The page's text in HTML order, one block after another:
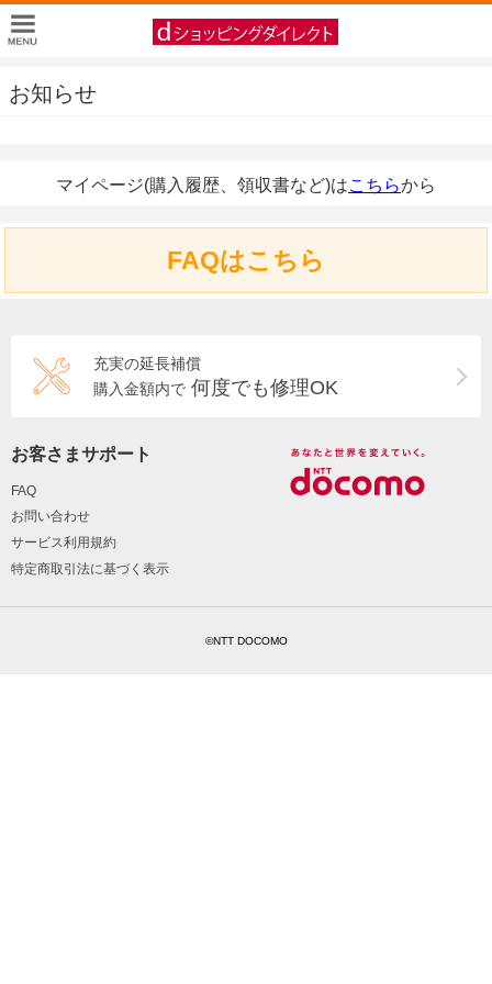
お知らせ
マイページ(購入履歴、領収書など)はこちらから
FAQはこちら
充実の延長補償
購入金額内で 何度でも修理OK
お客さまサポート
FAQ
お問い合わせ
サービス利用規約
特定商取引法に基づく表示
©NTT DOCOMO